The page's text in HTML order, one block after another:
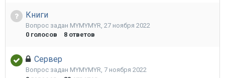
Книги
Вопрос задан MYMYMYR 27 ноября 2022
0 голосов 8 ответов
Сервер
Вопрос задан MYMYMYR, 7 ноября 2022